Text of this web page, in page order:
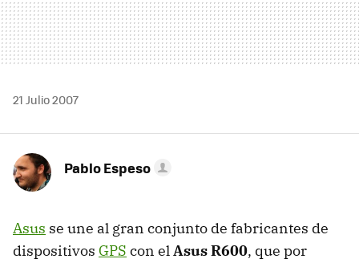
21 Julio 2007
Pablo Espeso
Asus se une al gran conjunto de fabricantes de
dispositivos GPS con elAsus R600, que por